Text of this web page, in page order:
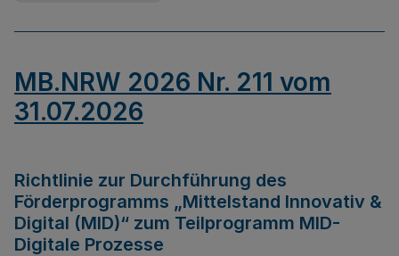
MB.NRW 2026 Nr. 211 vom
31.07.2026
Richtlinie zur Durchführung des
Förderprogramms „Mittelstand Innovativ &
Digital (MID)“ zum Teilprogramm MID-
Digitale Prozesse